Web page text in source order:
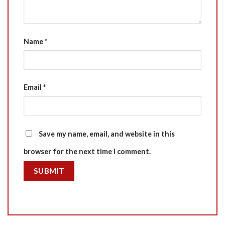
Name*
Email *
Save my name, email, and website in this
browser for the next time I comment.